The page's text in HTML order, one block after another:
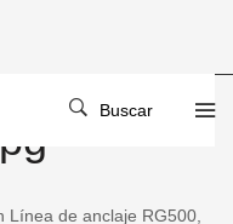
Buscar
Línea de anclaje RG500,